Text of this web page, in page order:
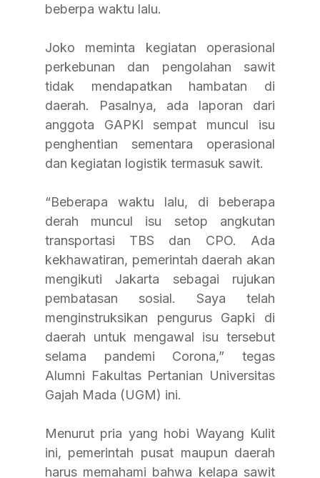
beberpa waktu lalu.
Joko meminta kegiatan operasional
perkebunan dan pengolahan sawit
tidak mendapatkan hambatan di
daerah. Pasalnya, ada laporan dari
anggota GAPKI sempat muncul isu
penghentian sementara operasional
dan kegiatan logistik termasuk sawit.
“Beberapa waktu lalu, di beberapa
derah muncul isu setop angkutan
transportasi TBS dan CPO. Ada
kekhawatiran, pemerintah daerah akan
mengikuti Jakarta sebagai rujukan
pembatasan sosial. Saya telah
menginstruksikan pengurus Gapki di
daerah untuk mengawal isu tersebut
selama pandemi Corona,” tegas
Alumni Fakultas Pertanian Universitas
Gajah Mada (UGM) ini.
Menurut pria yang hobi Wayang Kulit
ini, pemerintah pusat maupun daerah
harus memahami bahwa kelapa sawit